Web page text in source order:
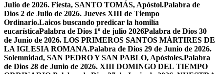
Julio de 2026. Fiesta, SANTO TOMÁS, Apóstol.Palabra de
Dios 2 de Julio de 2026. Jueves XIII de Tiempo
Ordinario.Laicos buscando predicar la homilía
eucarísticaPalabra de Dios 1º de julio 2026Palabra de Dios 30
de Junio de 2026. LOS PRIMEROS SANTOS MÁRTIRES DE
LA IGLESIA ROMANA.Palabra de Dios 29 de Junio de 2026.
Solemnidad, SAN PEDRO Y SAN PABLO, Apóstoles.Palabra
de Dios 28 de Junio de 2026. XIII DOMINGO DEL TIEMPO